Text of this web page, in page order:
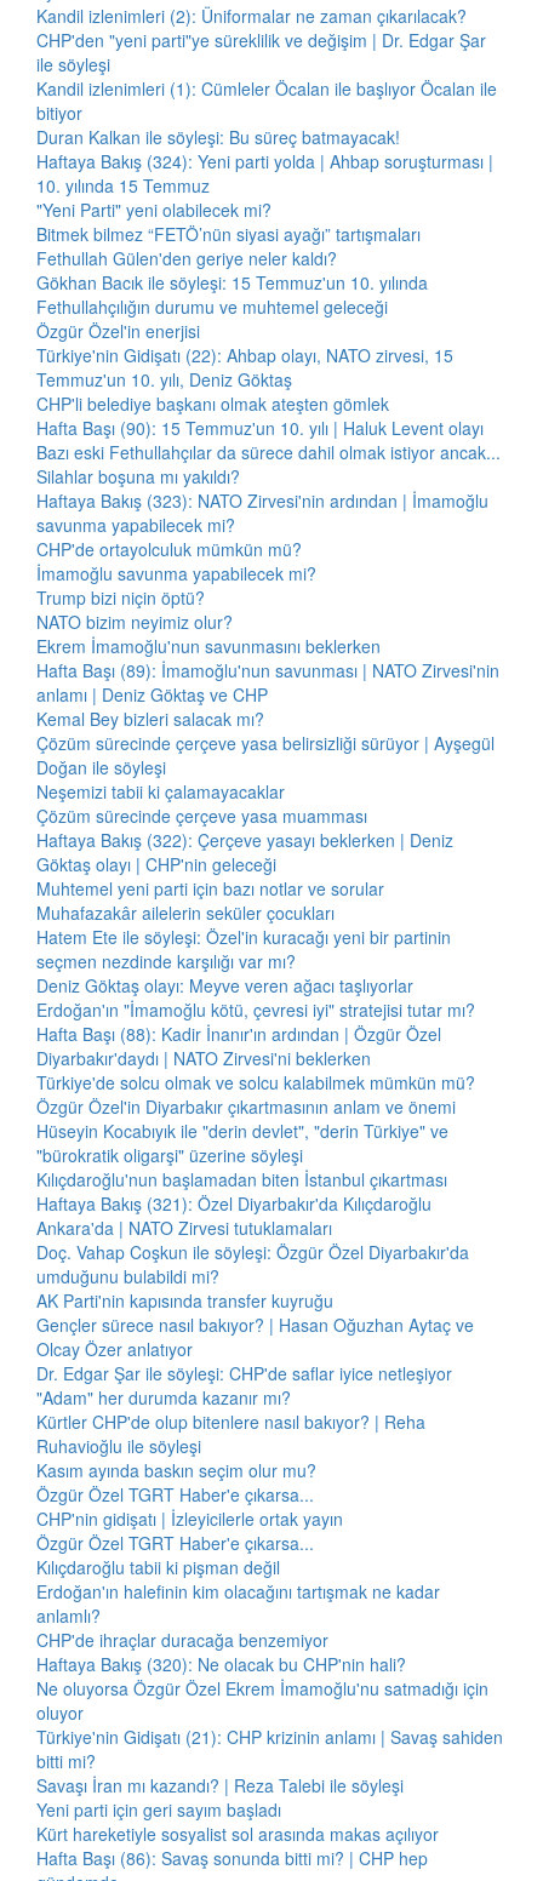
Kandil izlenimleri (2): Üniformalar ne zaman çıkarılacak?
CHP'den "yeni parti"ye süreklilik ve değişim | Dr. Edgar Şar
ile söyleşi
Kandil izlenimleri (1): Cümleler Öcalan ile başlıyor Öcalan ile
bitiyor
Duran Kalkan ile söyleşi: Bu süreç batmayacak!
Haftaya Bakış (324): Yeni parti yolda | Ahbap soruşturması |
10. yılında 15 Temmuz
"Yeni Parti" yeni olabilecek mi?
Bitmek bilmez “FETÖ’nün siyasi ayağı” tartışmaları
Fethullah Gülen'den geriye neler kaldı?
Gökhan Bacık ile söyleşi: 15 Temmuz'un 10. yılında
Fethullahçılığın durumu ve muhtemel geleceği
Özgür Özel'in enerjisi
Türkiye'nin Gidişatı (22): Ahbap olayı, NATO zirvesi, 15
Temmuz'un 10. yılı, Deniz Göktaş
CHP'li belediye başkanı olmak ateşten gömlek
Hafta Başı (90): 15 Temmuz'un 10. yılı | Haluk Levent olayı
Bazı eski Fethullahçılar da sürece dahil olmak istiyor ancak...
Silahlar boşuna mı yakıldı?
Haftaya Bakış (323): NATO Zirvesi'nin ardından | İmamoğlu
savunma yapabilecek mi?
CHP'de ortayolculuk mümkün mü?
İmamoğlu savunma yapabilecek mi?
Trump bizi niçin öptü?
NATO bizim neyimiz olur?
Ekrem İmamoğlu'nun savunmasını beklerken
Hafta Başı (89): İmamoğlu'nun savunması | NATO Zirvesi'nin
anlamı | Deniz Göktaş ve CHP
Kemal Bey bizleri salacak mı?
Çözüm sürecinde çerçeve yasa belirsizliği sürüyor | Ayşegül
Doğan ile söyleşi
Neşemizi tabii ki çalamayacaklar
Çözüm sürecinde çerçeve yasa muamması
Haftaya Bakış (322): Çerçeve yasayı beklerken | Deniz
Göktaş olayı | CHP'nin geleceği
Muhtemel yeni parti için bazı notlar ve sorular
Muhafazakâr ailelerin seküler çocukları
Hatem Ete ile söyleşi: Özel'in kuracağı yeni bir partinin
seçmen nezdinde karşılığı var mı?
Deniz Göktaş olayı: Meyve veren ağacı taşlıyorlar
Erdoğan'ın "İmamoğlu kötü, çevresi iyi" stratejisi tutar mı?
Hafta Başı (88): Kadir İnanır'ın ardından | Özgür Özel
Diyarbakır'daydı | NATO Zirvesi'ni beklerken
Türkiye'de solcu olmak ve solcu kalabilmek mümkün mü?
Özgür Özel'in Diyarbakır çıkartmasının anlam ve önemi
Hüseyin Kocabıyık ile "derin devlet", "derin Türkiye" ve
"bürokratik oligarşi" üzerine söyleşi
Kılıçdaroğlu'nun başlamadan biten İstanbul çıkartması
Haftaya Bakış (321): Özel Diyarbakır'da Kılıçdaroğlu
Ankara'da | NATO Zirvesi tutuklamaları
Doç. Vahap Coşkun ile söyleşi: Özgür Özel Diyarbakır'da
umduğunu bulabildi mi?
AK Parti'nin kapısında transfer kuyruğu
Gençler sürece nasıl bakıyor? | Hasan Oğuzhan Aytaç ve
Olcay Özer anlatıyor
Dr. Edgar Şar ile söyleşi: CHP'de saflar iyice netleşiyor
"Adam" her durumda kazanır mı?
Kürtler CHP'de olup bitenlere nasıl bakıyor? | Reha
Ruhavioğlu ile söyleşi
Kasım ayında baskın seçim olur mu?
Özgür Özel TGRT Haber'e çıkarsa...
CHP'nin gidişatı | İzleyicilerle ortak yayın
Özgür Özel TGRT Haber'e çıkarsa...
Kılıçdaroğlu tabii ki pişman değil
Erdoğan'ın halefinin kim olacağını tartışmak ne kadar
anlamlı?
CHP'de ihraçlar duracağa benzemiyor
Haftaya Bakış (320): Ne olacak bu CHP'nin hali?
Ne oluyorsa Özgür Özel Ekrem İmamoğlu'nu satmadığı için
oluyor
Türkiye'nin Gidişatı (21): CHP krizinin anlamı | Savaş sahiden
bitti mi?
Savaşı İran mı kazandı? | Reza Talebi ile söyleşi
Yeni parti için geri sayım başladı
Kürt hareketiyle sosyalist sol arasında makas açılıyor
Hafta Başı (86): Savaş sonunda bitti mi? | CHP hep